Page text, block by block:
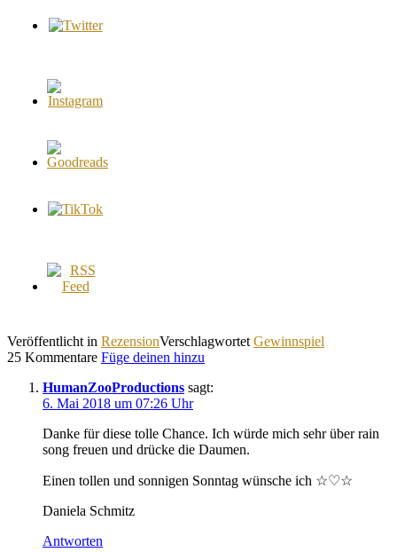
Veröffentlicht in RezensionVerschlagwortet Gewinnspiel
25 Kommentare Füge deinen hinzu
HumanZooProductions sagt:
6. Mai 2018 um 07:26 Uhr
Danke für diese tolle Chance. Ich würde mich sehr über rain
song freuen und drücke die Daumen.
Einen tollen und sonnigen Sonntag wünsche ich ☆♡☆
Daniela Schmitz
Antworten